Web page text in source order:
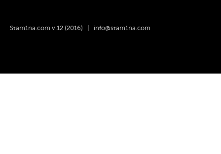
Stam1na.com v.12 (2016) | info@stam1na.com